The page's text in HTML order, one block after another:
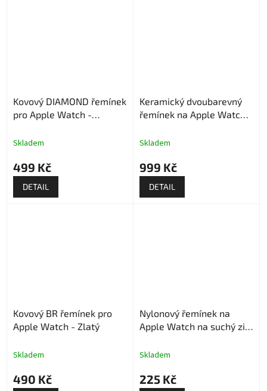
Kovový DIAMOND řemínek
pro Apple Watch -
Skladem
499 Kč
DETAIL
Keramický dvoubarevný
řemínek na Apple Watch -
Skladem
999 Kč
DETAIL
Kovový BR řemínek pro
Apple Watch - Zlatý
Skladem
490 Kč
Nylonový řemínek na
Apple Watch na suchý zip
Skladem
225 Kč